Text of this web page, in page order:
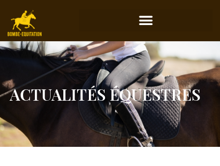
ACTUALITÉS ÉQUESTRES